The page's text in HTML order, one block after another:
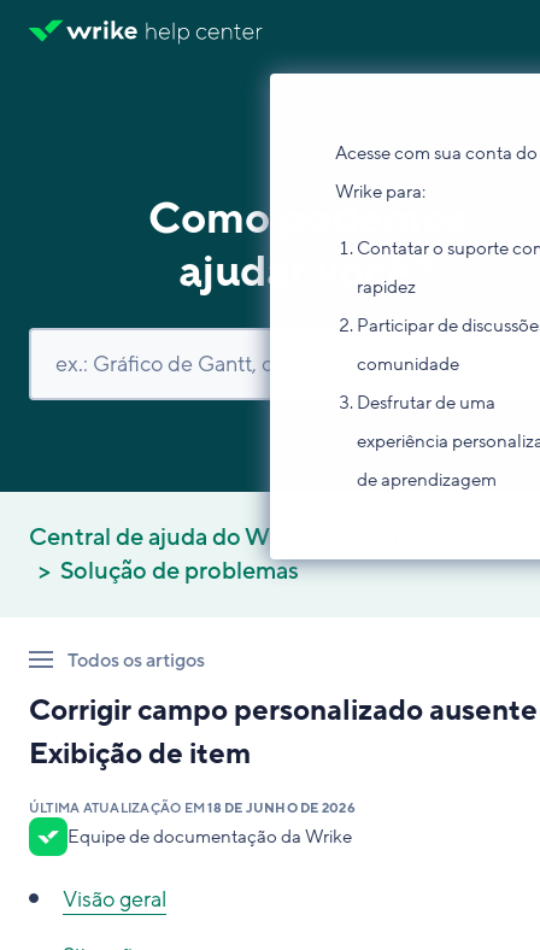
Acesse com sua conta do
Wrike para:
Contatar o suporte
rapidez
Participar de
comunidade
Desfrutar de uma
experiência
de aprendizagem
Como podemos
ajudar você?
Central de ajuda do Wrike
Solução de problemas
Todos os artigos
Corrigir campo personalizado
Exibição de item
ÚLTIMA ATUALIZAÇÃO EM18 DE JUNHO DE 2026
Equipe de documentação da Wrike
Visão geral